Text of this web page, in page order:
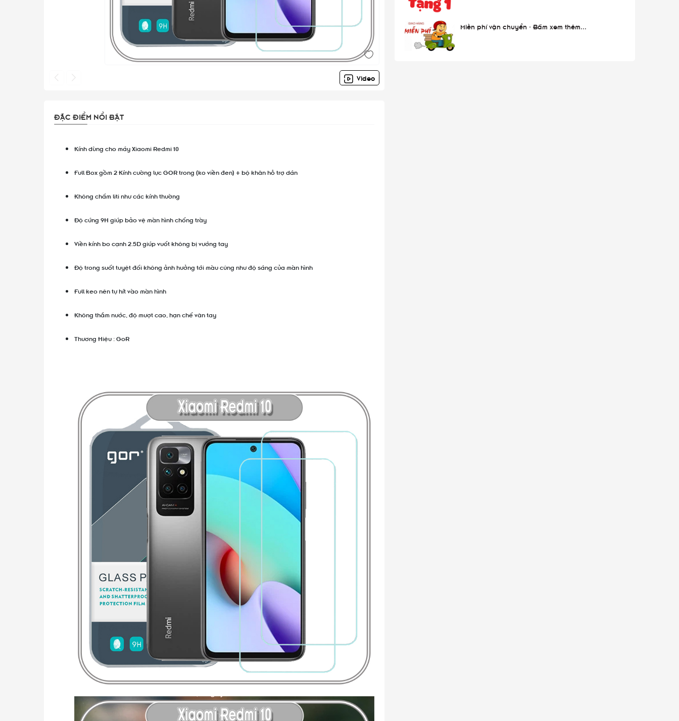
Video
ĐẶC ĐIỂM NỔI BẬT
Kính dùng cho máy Xiaomi Redmi 10
Full Box gồm 2 Kính cường lực GOR trong (ko viền đen) + bộ khăn hỗ trợ dán
Không chấm liti như các kính thường
Độ cứng 9H giúp bảo vệ màn hình chống trày
Viền kính bo cạnh 2.5D giúp vuốt không bị vướng tay
Độ trong suốt tuyệt đối không ảnh hưởng tới màu cũng như độ sáng của màn hình
Full keo nên tự hít vào màn hình
Không thắm nước, độ mượt cao, hạn chế vân tay
Thương Hiệu : GoR
Miễn phí vận chuyển - Bấm xem thêm...